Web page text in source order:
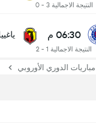
النتيجة الاجمالية 3 - 0
06:30 م
النتيجة الاجمالية 1 - 2
الدوري الأوروبي